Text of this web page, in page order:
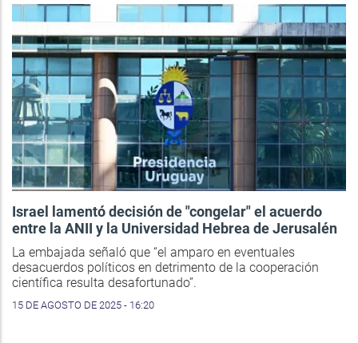
Israel lamentó decisión de "congelar" el acuerdo
entre la ANII y la Universidad Hebrea de Jerusalén
La embajada señaló que “el amparo en eventuales
desacuerdos políticos en detrimento de la cooperación
científica resulta desafortunado”.
15 DE AGOSTO DE 2025 - 16:20